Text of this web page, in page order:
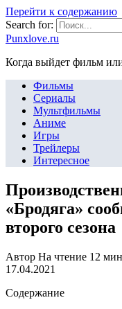
Перейти к содержанию
Search for:
Punxlove.ru
Когда выйдет фильм
Фильмы
Сериалы
Мультфильмы
Аниме
Игры
Трейлеры
Интересное
«Бродяга»
второго сезона
Автор На чтение 12
17.04.2021
Содержание